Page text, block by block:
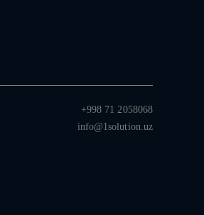
+998 71 2058068
info@1solution.uz